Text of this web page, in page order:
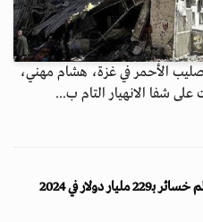
الأحمر في غزة، هشام مهني،
شفا الانهيار التام ب...
دولار في 2024